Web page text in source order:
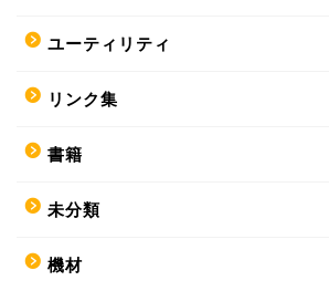
ユーティリティ
リンク集
書籍
未分類
機材